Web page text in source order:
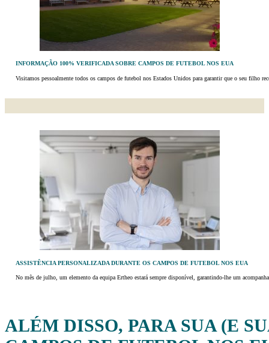
INFORMAÇÃO 100% VERIFICADA SOBRE CAMPOS DE FUTEBOL NOS EUA
Visitamos pessoalmente todos os campos de futebol nos Estados Unidos para garantir que o seu filho
ASSISTÊNCIA PERSONALIZADA DURANTE OS CAMPOS DE FUTEBOL NOS EUA
No mês de julho, um elemento da equipa Ertheo estará sempre disponível, garantindo-lhe um
ALÉM DISSO, PARA SUA (E